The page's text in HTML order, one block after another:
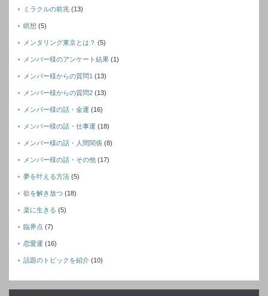
ミラクルの前兆 (13)
瞑想 (5)
メンタリング東京とは？ (5)
メンバー様のアンケート結果 (1)
メンバー様からの質問1 (13)
メンバー様からの質問2 (13)
メンバー様の話・金運 (16)
メンバー様の話・仕事運 (18)
メンバー様の話・人間関係 (8)
メンバー様の話・その他 (17)
夢を叶える方法 (5)
欲を解き放つ (18)
楽に生きる (5)
臨界点 (7)
恋愛運 (16)
話題のトピックを紹介 (10)